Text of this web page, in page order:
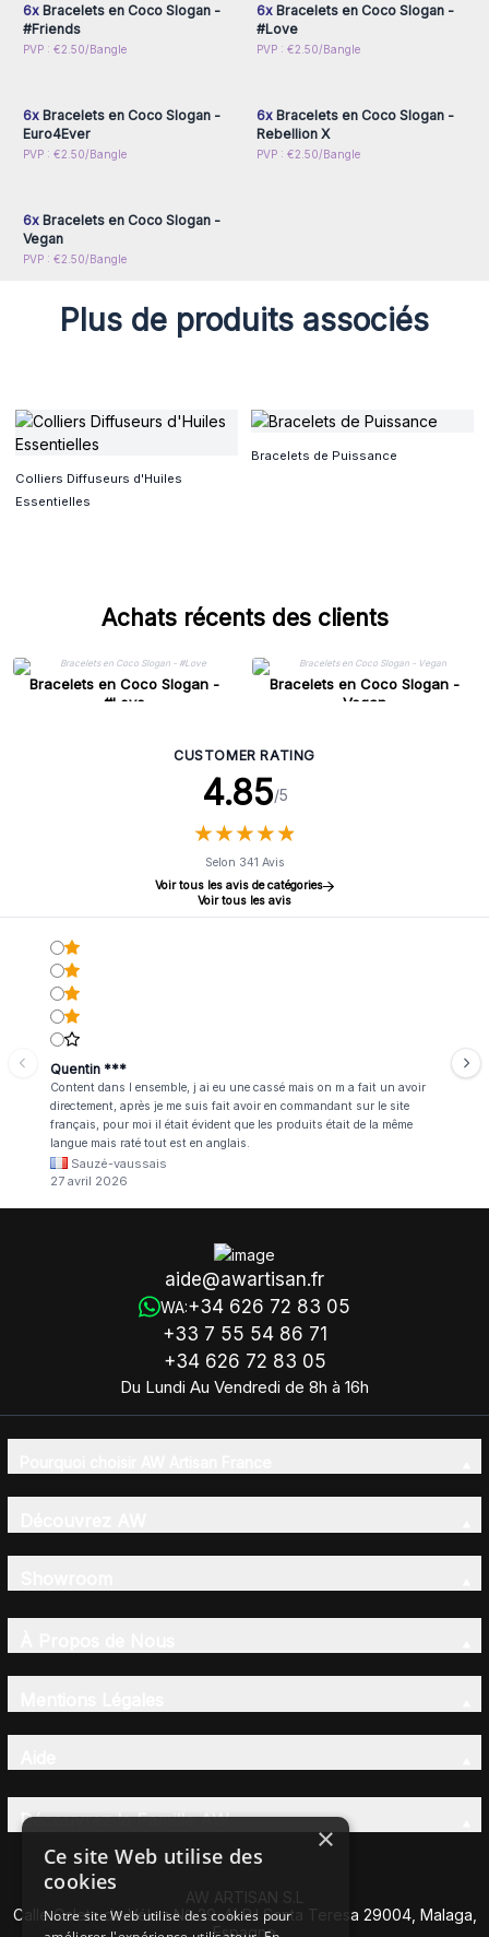
Vendus par lot de 6 bracelets, chaque lot propose une
gamme de couleurs assorties, idéales pour varier les styles
et attirer une clientèle diverse.
éco-responsable et tendance à vos collections avec ces
bracelets en bois de noix de coco. Un accessoire qui séduit
par son originalité, ses messages inspirants et sa simplicité !
6xBracelets en Coco Slogan -
#Friends
PVP : €2.50/Bangle
6xBracelets en Coco Slogan -
#Love
PVP : €2.50/Bangle
Connectez-vous ou
6xBracelets en Coco Slogan -
Euro4Ever
PVP : €2.50/Bangle
Connectez-vous ou
6xBracelets en Coco Slogan -
Rebellion X
PVP : €2.50/Bangle
Connectez-vous ou
6xBracelets en Coco Slogan -
Vegan
PVP : €2.50/Bangle
Plus de produits associés
Colliers Diffuseurs d'Huiles
Essentielles
Bracelets de Puissance
Achats récents des clients
Bracelets en Coco Slogan -
#Love
Bracelets en Coco Slogan -
Vegan
CUSTOMER RATING
4.85/5
★★★★★
★★★★★
Selon 341 Avis
Voir tous les avis de catégories
Voir tous les avis
Quentin ***
Content dans l ensemble, j ai eu une cassé mais on m a fait un avoir
directement, après je me suis fait avoir en commandant sur le site
français, pour moi il était évident que les produits était de la même
langue mais raté tout est en anglais.
Sauzé-vaussais
27 avril 2026
aide@awartisan.fr
WA:+34 626 72 83 05
+33 7 55 54 86 71
+34 626 72 83 05
Du Lundi Au Vendredi de 8h à 16h
Découvrez la Famille AW
AW ARTISAN S.L
Calle Caleta de Vélez Nº 39-41 P.I Santa Teresa 29004, Malaga,
Espagne
×
Ce site Web utilise des
cookies
Notre site Web utilise des cookies pour